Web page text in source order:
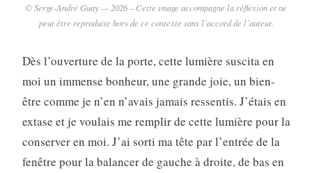
© Serge-André Guay — 2026 – Cette image accompagne la réflexion et ne
peut être reproduite hors de ce contexte sans l’accord de l’auteur.
Dès l’ouverture de la porte, cette lumière suscita en
moi un immense bonheur, une grande joie, un bien-
être comme je n’en n’avais jamais ressentis. J’étais en
extase et je voulais me remplir de cette lumière pour la
conserver en moi. J’ai sorti ma tête par l’entrée de la
fenêtre pour la balancer de gauche à droite, de bas en